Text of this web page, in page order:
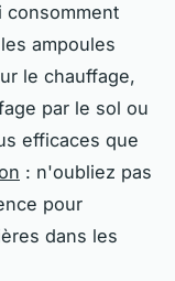
consomment
ampoules
le chauffage,
par le sol ou
efficaces que
: n'oubliez pas
pour
dans les